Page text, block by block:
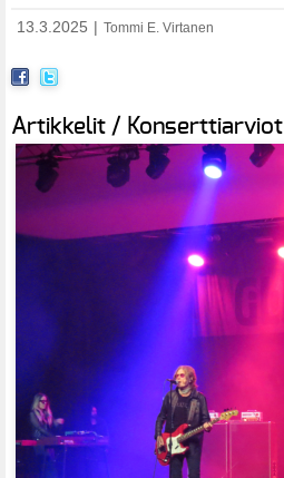
13.3.2025 Tommi E. Virtanen
Artikkelit / Konserttiarviot